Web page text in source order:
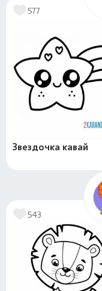
577
Звездочка кавай
543